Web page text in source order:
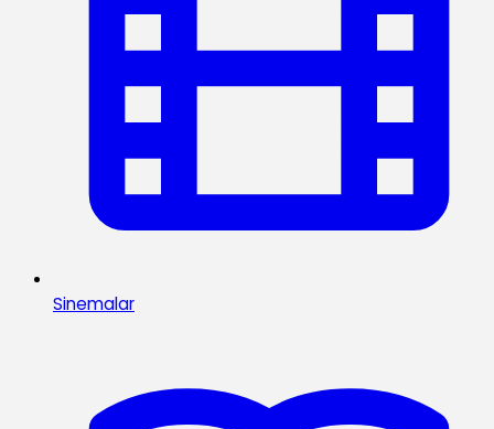
Sinemalar